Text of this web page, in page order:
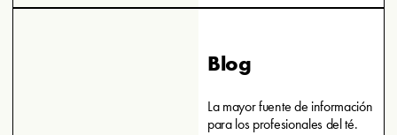
Blog
La mayor fuente de información
para los profesionales del té.